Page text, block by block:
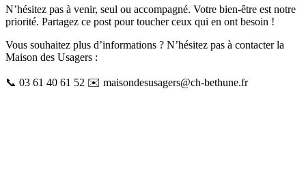
N’hésitez pas à venir, seul ou accompagné. Votre bien-être est notre
priorité. Partagez ce post pour toucher ceux qui en ont besoin !
Vous souhaitez plus d’informations ? N’hésitez pas à contacter la
Maison des Usagers :
📞 03 61 40 61 52 ✉️ maisondesusagers@ch-bethune.fr